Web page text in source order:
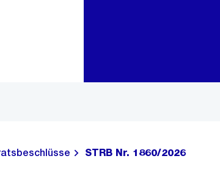
STRB Nr. 1860/2026